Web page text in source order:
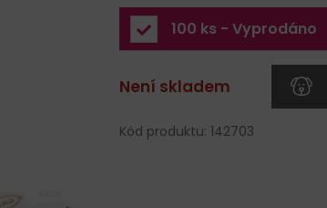
100 ks - Vyprodáno
Není skladem
Kód produktu: 142703